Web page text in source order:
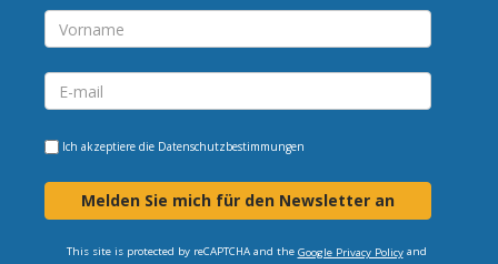
Ich akzeptiere die Datenschutzbestimmungen
Melden Sie mich für den Newsletter an
This site is protected by reCAPTCHA and the Google Privacy Policyand